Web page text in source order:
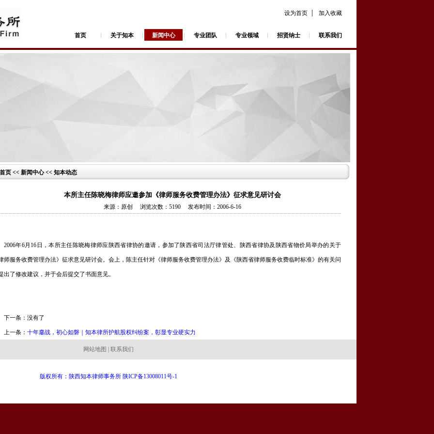
设为首页 | 加入收藏
首页 关于知本 新闻中心 专业团队 专业领域 招贤纳士 联系我们
首页 << 新闻中心 << 知本动态
本所主任陈晓梅律师应邀参加《律师服务收费管理办法》征求意见研讨会
来源：原创 浏览次数：5190 发布时间：2006-6-16
2006年6月16日，本所主任陈晓梅律师应陕西省律协的邀请，参加了陕西省司法厅律管处、陕西省律协及陕西省物价局举办的关于
师服务收费管理办法》征求意见研讨会。会上，陈主任针对《律师服务收费管理办法》及《陕西省律师服务收费临时标准》的有关问
出了修改建议，并于会后提交了书面意见。
下一条：没有了
上一条： 十年鏖战，初心如磐｜知本律所护航股权纠纷案，彰显专业硬实力
网站地图 | 联系我们
版权所有：陕西知本律师事务所 陕ICP备13008011号-1